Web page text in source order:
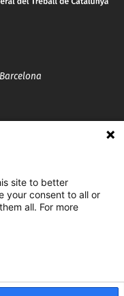
site to better
your consent to all or
all. For more